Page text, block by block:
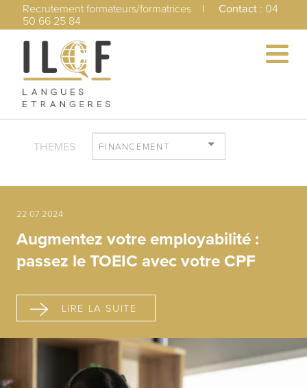
Recrutement formateurs/formatricesI Contact: 04
50 66 25 84
THEMES FINANCEMENT
22 07 2024
Augmentez votre employabilité :
passez le TOEIC avec votre CPF
LIRE LA SUITE